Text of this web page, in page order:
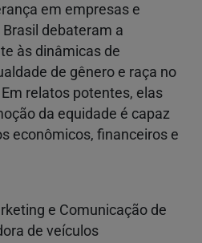
em empresas e
debateram a
às dinâmicas de
de gênero e raça no
relatos potentes, elas
da equidade é capaz
econômicos, financeiros e
e Comunicação de
de veículos